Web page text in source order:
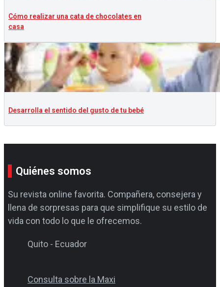
Cómo realizar una cata de chocolates en
casa
Desarrolla el sentido del gusto de tu bebé
Quiénes somos
Su revista online favorita. Compañera, consejera y
llena de sorpresas para que simplifique su estilo de
vida con todo lo que le ofrecemos.
Quito - Ecuador
Consulta sobre la Maxi